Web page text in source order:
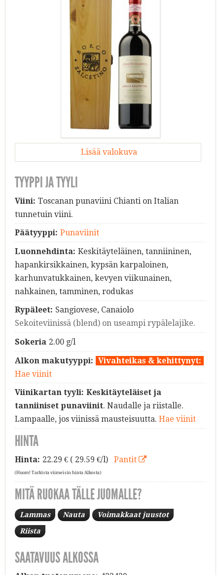
Lisää valokuva
TYYPPI JA TYYLI
Viini: Toscanan punaviini Chianti on Italian
tunnetuin viini.
Päätyyppi: Punaviinit
Luonnehdinta: Keskitäyteläinen, tanniininen,
hapankirsikkainen, kypsän karpaloinen,
karhunvatukkainen, kevyen viikunainen,
nahkainen, tamminen, rodukas
Rypäleet: Sangiovese, Canaiolo
Sekoiteviinissä (blend) on useampi rypälelajike.
Sokeria 2.00 g/l
Alkon makutyyppi: Vivahteikas & kehittynyt:
Hae viinit
Viinikartan tyyli: Keskitäyteläiset ja
tanniiniset punaviinit. Naudalle ja riistalle.
Lampaalle, jos viinissä mausteisuutta. Hae viinit
HINTA
Hinta: 22.29 € ( 29.59 €/l) Pantit
(Huom! Tarkista viimeisin hinta Alkosta)
MITÄ RUOKAA TÄLLE JUOMALLE?
Lammas Nauta Voimakkaat juustot
Riista
SAATAVUUS ALKOSSA